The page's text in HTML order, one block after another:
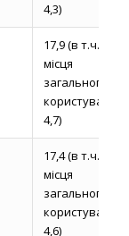
4,3)
17,9 (в т.ч.
місця
загального
користування
4,7)
17,4 (в т.ч.
місця
загального
користування
4,6)